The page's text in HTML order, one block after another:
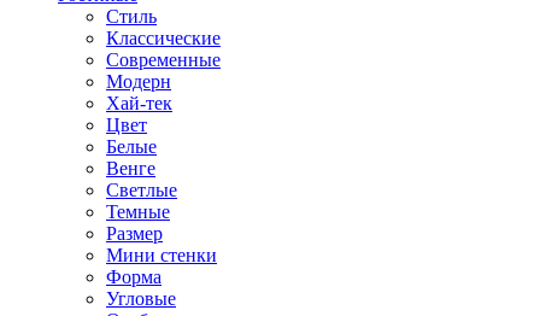
Стиль
Классические
Современные
Модерн
Хай-тек
Цвет
Белые
Венге
Светлые
Темные
Размер
Мини стенки
Форма
Угловые